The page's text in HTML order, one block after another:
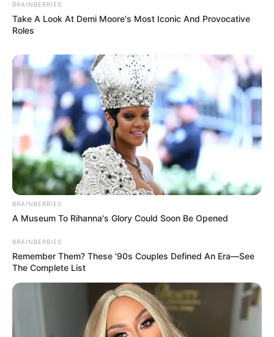
Όλα τα κείμενα και οι εικόνες είναι πνευματική ιδιοκτησία του
ΝΙΚΟΛΑΟΣ ΑΝΑΞΙΜΑΝΔΡΟΣ. Aπαγορεύεται η αναπαραγωγή, η
αναδημοσίευση και η τροποποίησή τους χωρίς προηγούμενη
γραπτή άδεια του δημιουργού τους. Με επιφύλαξη κάθε νόμιμου
BRAINBERRIES
Take A Look At Demi Moore's Most Iconic And Provocative
Roles
BRAINBERRIES
A Museum To Rihanna's Glory Could Soon Be Opened
BRAINBERRIES
Remember Them? These '90s Couples Defined An Era—See
The Complete List